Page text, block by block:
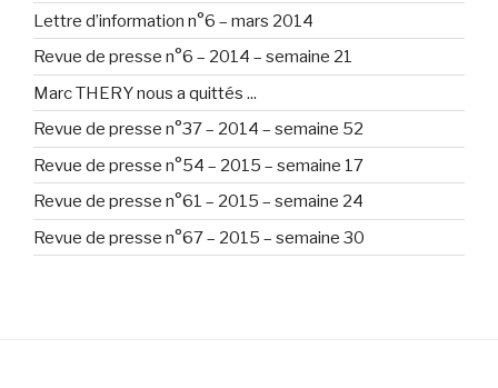
Lettre d’information n°6 – mars 2014
Revue de presse n°6 – 2014 – semaine 21
Marc THERY nous a quittés ...
Revue de presse n°37 – 2014 – semaine 52
Revue de presse n°54 – 2015 – semaine 17
Revue de presse n°61 – 2015 – semaine 24
Revue de presse n°67 – 2015 – semaine 30